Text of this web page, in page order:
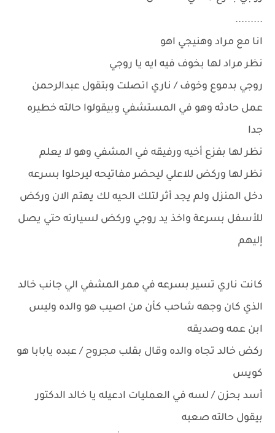
.........
انا مع مراد وهنيجي اهو
نظر مراد لها بخوف فيه ايه يا روجي
روجي بدموع وخوف / ناري اتصلت وبتقول عبدالرحمن
عمل حادثه وهو في المستشفي وبيقولوا حالته خطيره
جدا
نظر لها بفزع أخيه ورفيقه في المشفي وهو لا يعلم
نظر لها وركض للاعلي ليحضر مفاتيحه ليرحلوا بسرعه
دخل المنزل ولم يجد أثر لتلك الحيه لك يهتم الان وركض
للأسفل بسرعة واخذ يد روجي وركض لسيارته حتي يصل
إليهم
كانت ناري تسير بسرعه في ممر المشفي الي جانب خالد
الذي كان وجهه شاحب كأن من اصيب هو والده وليس
ابن عمه وصديقه
ركض خالد تجاه والده وقال بقلب مجروح / عبده يابابا هو
كويس
أسد بحزن / لسه في العمليات ادعيله يا خالد الدكتور
بيقول حالته صعبه